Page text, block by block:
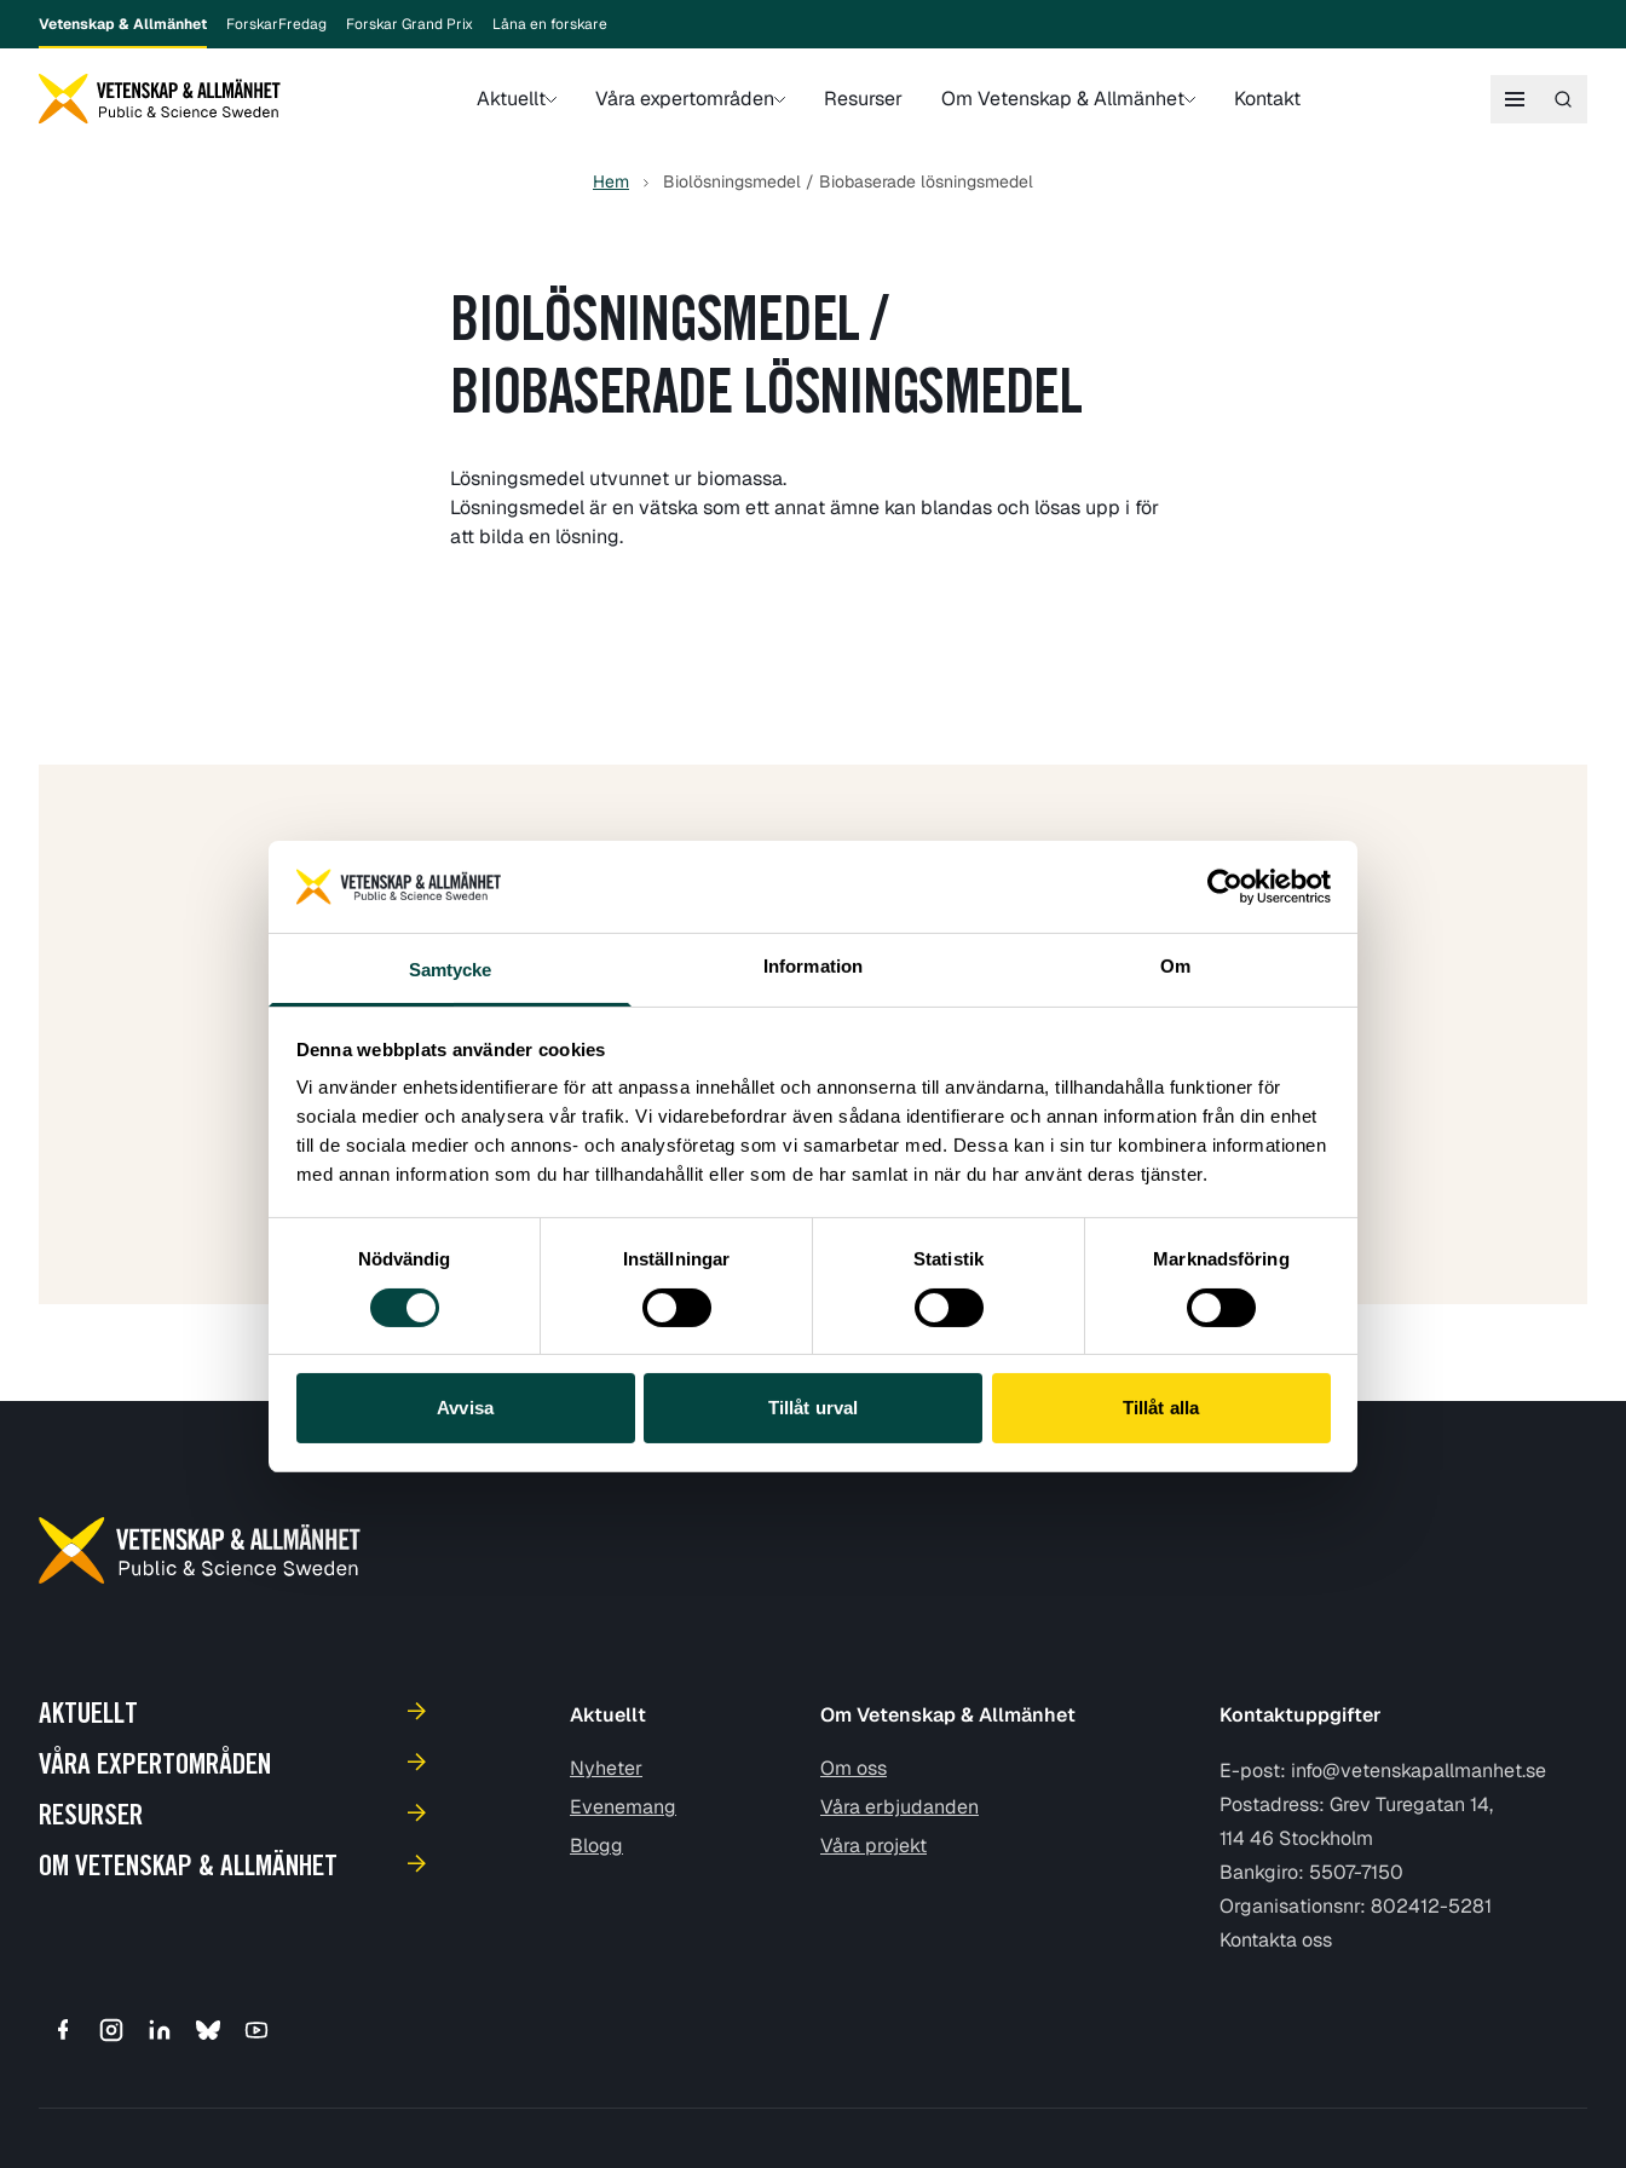
Samtycke Information Om
Denna webbplats använder cookies
Vi använder enhetsidentifierare för att anpassa innehållet och annonserna till användarna, tillhandahålla funktioner för
sociala medier och analysera vår trafik. Vi vidarebefordrar även sådana identifierare och annan information från din enhet
till de sociala medier och annons- och analysföretag som vi samarbetar med. Dessa kan i sin tur kombinera informationen
med annan information som du har tillhandahållit eller som de har samlat in när du har använt deras tjänster.
Nödvändig
Inställningar Statistik Marknadsföring
Avvisa Tillåt urval Tillåt alla
Vetenskap & Allmänhet ForskarFredag Forskar Grand Prix Låna en forskare
Aktuellt Våra expertområden Resurser Om Vetenskap & Allmänhet Kontakt
Hem Biolösningsmedel / Biobaserade lösningsmedel
BIOLÖSNINGSMEDEL /
BIOBASERADE LÖSNINGSMEDEL
Lösningsmedel utvunnet ur biomassa.
Lösningsmedel är en vätska som ett annat ämne kan blandas och lösas upp i för
att bilda en lösning.
SÖKER DU EFTER ETT ANNAT
ORD?
Söker du efter ett annat ord eller begrepp? Här kommer du tillbaka till
ordlistan.
Tillbaka till ordlistan
AKTUELLT
VÅRA EXPERTOMRÅDEN
RESURSER
OM VETENSKAP & ALLMÄNHET
Aktuellt
Nyheter
Evenemang
Blogg
Om Vetenskap & Allmänhet
Om oss
Våra erbjudanden
Våra projekt
Kontaktuppgifter
E-post: info@vetenskapallmanhet.se
Postadress: Grev Turegatan 14,
114 46 Stockholm
Bankgiro: 5507-7150
Organisationsnr: 802412-5281
Kontakta oss